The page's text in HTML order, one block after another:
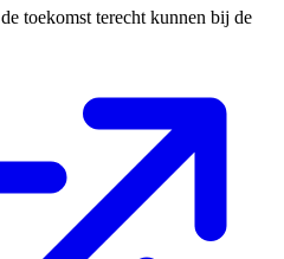
toekomst terecht kunnen bij de